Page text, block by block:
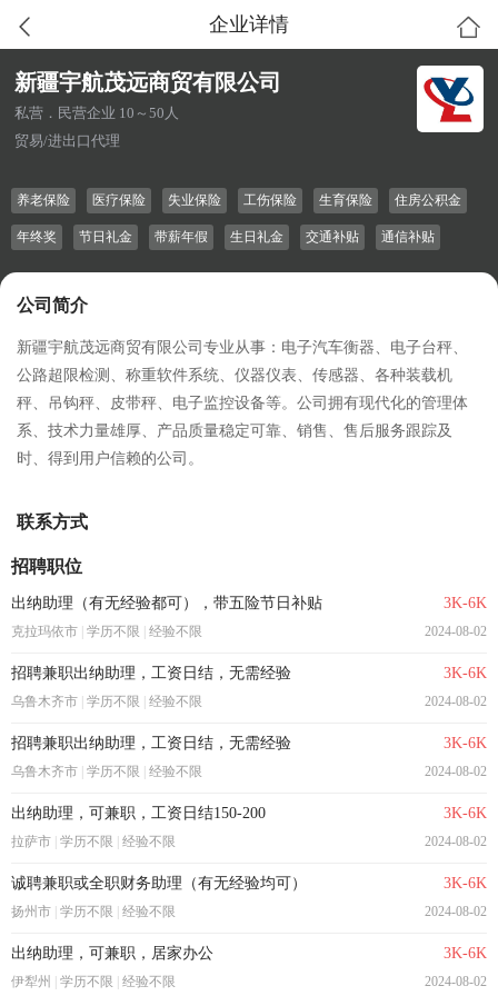
企业详情
新疆宇航茂远商贸有限公司
私营．民营企业 10～50人
贸易/进出口代理
养老保险 医疗保险 失业保险 工伤保险 生育保险 住房公积金
年终奖 节日礼金 带薪年假 生日礼金 交通补贴 通信补贴
公司简介
新疆宇航茂远商贸有限公司专业从事：电子汽车衡器、电子台秤、
公路超限检测、称重软件系统、仪器仪表、传感器、各种装载机
秤、吊钩秤、皮带秤、电子监控设备等。公司拥有现代化的管理体
系、技术力量雄厚、产品质量稳定可靠、销售、售后服务跟踪及
时、得到用户信赖的公司。
联系方式
招聘职位
出纳助理（有无经验都可），带五险节日补贴 3K-6K
克拉玛依市 学历不限 经验不限 2024-08-02
招聘兼职出纳助理，工资日结，无需经验 3K-6K
乌鲁木齐市 学历不限 经验不限 2024-08-02
招聘兼职出纳助理，工资日结，无需经验 3K-6K
乌鲁木齐市 学历不限 经验不限 2024-08-02
出纳助理，可兼职，工资日结150-200 3K-6K
拉萨市 学历不限 经验不限 2024-08-02
诚聘兼职或全职财务助理（有无经验均可） 3K-6K
扬州市 学历不限 经验不限 2024-08-02
出纳助理，可兼职，居家办公 3K-6K
伊犁州 学历不限 经验不限 2024-08-02